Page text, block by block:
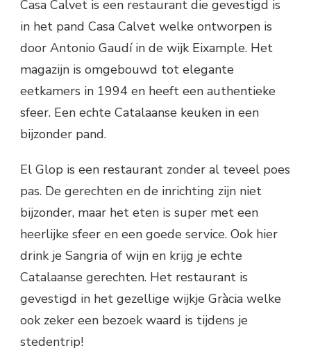
Casa Calvet is een restaurant die gevestigd is
in het pand Casa Calvet welke ontworpen is
door Antonio Gaudí in de wijk Eixample. Het
magazijn is omgebouwd tot elegante
eetkamers in 1994 en heeft een authentieke
sfeer. Een echte Catalaanse keuken in een
bijzonder pand.
El Glop is een restaurant zonder al teveel poes
pas. De gerechten en de inrichting zijn niet
bijzonder, maar het eten is super met een
heerlijke sfeer en een goede service. Ook hier
drink je Sangria of wijn en krijg je echte
Catalaanse gerechten. Het restaurant is
gevestigd in het gezellige wijkje Gràcia welke
ook zeker een bezoek waard is tijdens je
stedentrip!